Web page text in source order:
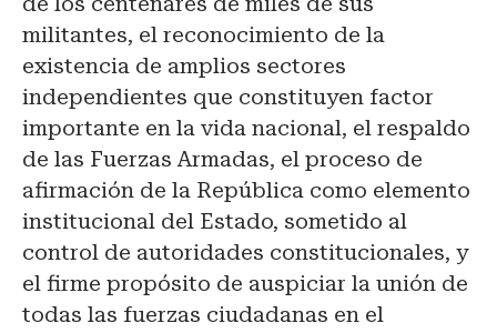
militantes, el reconocimiento de la
existencia de amplios sectores
independientes que constituyen factor
importante en la vida nacional, el respaldo
de las Fuerzas Armadas, el proceso de
afirmación de la República como elemento
institucional del Estado, sometido al
control de autoridades constitucionales, y
el firme propósito de auspiciar la unión de
todas las fuerzas ciudadanas en el